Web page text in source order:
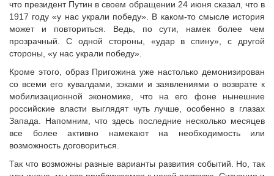
что президент Путин в своем обращении 24 июня сказал, что в
1917 году «у нас украли победу». В каком-то смысле история
может и повториться. Ведь, по сути, намек более чем
прозрачный. С одной стороны, «удар в спину», с другой
стороны, «у нас украли победу».
Кроме этого, образ Пригожина уже настолько демонизирован
со всеми его кувалдами, зэками и заявлениями о возврате к
мобилизационной экономике, что на его фоне нынешние
российские власти выглядят чуть лучше, особенно в глазах
Запада. Напомним, что здесь последние несколько месяцев
все более активно намекают на необходимость или
возможность договориться.
Так что возможны разные варианты развития событий. Но, так